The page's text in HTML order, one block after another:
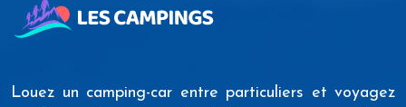
Louez un camping-car entre particuliers et voyagez